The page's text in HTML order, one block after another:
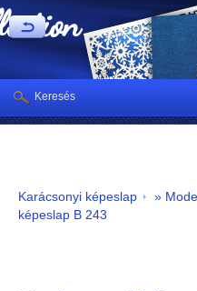
Karácsonyi képeslap »
képeslap B 243
Keresés